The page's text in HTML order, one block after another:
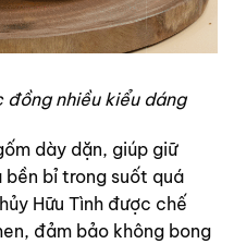
đồng nhiều kiểu dáng
dày dặn, giúp giữ
bỉ trong suốt quá
Hữu Tình được chế
đảm bảo không bong